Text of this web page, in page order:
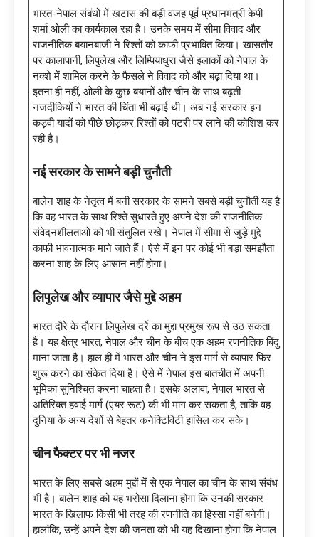
भारत-नेपाल संबंधों में खटास की बड़ी वजह पूर्व प्रधानमंत्री केपी
शर्मा ओली का कार्यकाल रहा है। उनके समय में सीमा विवाद और
राजनीतिक बयानबाजी ने रिश्तों को काफी प्रभावित किया। खासतौर
पर कालापानी, लिपुलेख और लिम्पियाधुरा जैसे इलाकों को नेपाल के
नक्शे में शामिल करने के फैसले ने विवाद को और बढ़ा दिया था।
इतना ही नहीं, ओली के कुछ बयानों और चीन के साथ बढ़ती
नजदीकियों ने भारत की चिंता भी बढ़ाई थी। अब नई सरकार इन
कड़वी यादों को पीछे छोड़कर रिश्तों को पटरी पर लाने की कोशिश कर
रही है।
नई सरकार के सामने बड़ी चुनौती
बालेन शाह के नेतृत्व में बनी सरकार के सामने सबसे बड़ी चुनौती यह है
कि वह भारत के साथ रिश्ते सुधारते हुए अपने देश की राजनीतिक
संवेदनशीलताओं को भी संतुलित रखे। नेपाल में सीमा से जुड़े मुद्दे
काफी भावनात्मक माने जाते हैं। ऐसे में इन पर कोई भी बड़ा समझौता
करना शाह के लिए आसान नहीं होगा।
लिपुलेख और व्यापार जैसे मुद्दे अहम
भारत दौरे के दौरान लिपुलेख दर्रे का मुद्दा प्रमुख रूप से उठ सकता
है। यह क्षेत्र भारत, नेपाल और चीन के बीच एक अहम रणनीतिक बिंदु
माना जाता है। हाल ही में भारत और चीन ने इस मार्ग से व्यापार फिर
शुरू करने का संकेत दिया है। ऐसे में नेपाल इस बातचीत में अपनी
भूमिका सुनिश्चित करना चाहता है। इसके अलावा, नेपाल भारत से
अतिरिक्त हवाई मार्ग (एयर रूट) की भी मांग कर सकता है, ताकि वह
दुनिया के अन्य देशों से बेहतर कनेक्टिविटी हासिल कर सके।
चीन फैक्टर पर भी नजर
भारत के लिए सबसे अहम मुद्दों में से एक नेपाल का चीन के साथ संबंध
भी है। बालेन शाह को यह भरोसा दिलाना होगा कि उनकी सरकार
भारत के खिलाफ किसी भी तरह की रणनीति का हिस्सा नहीं बनेगी।
हालांकि, उन्हें अपने देश की जनता को भी यह दिखाना होगा कि नेपाल